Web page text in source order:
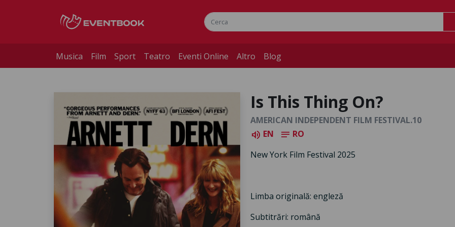
Musica Film Sport Teatro Eventi Online Altro Blog
Is This Thing On?
AMERICAN INDEPENDENT FILM FESTIVAL.10
volume_up EN notes RO
New York Film Festival 2025
Limba originală: engleză
Subtitrări: română